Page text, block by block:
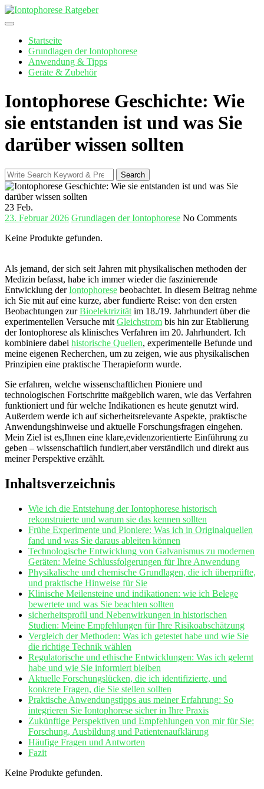
Skip
to
Startseite
Grundlagen der Iontophorese
Anwendung & Tipps
Geräte & Zubehör
Iontophorese Geschichte: Wie
sie entstanden ist und was Sie
darüber wissen sollten
Search
for:
Search
23 Feb.
23. Februar 2026 Grundlagen der Iontophorese No Comments
Keine Produkte gefunden.
Als jemand, der sich seit Jahren mit physikalischen methoden der
Medizin befasst, habe‍ ich immer wieder ⁣die faszinierende
Entwicklung derIontophorese beobachtet. In diesem Beitrag nehme
ich Sie ‌mit auf eine ⁤kurze,​ aber fundierte‌ Reise: von‍ den ersten
Beobachtungen zurBioelektrizität ​im 18./19. Jahrhundert ⁣über die
experimentellen ⁢Versuche mit Gleichstrom bis ‍hin zur Etablierung
der Iontophorese als klinisches Verfahren im 20.⁤ Jahrhundert. Ich
kombiniere⁢ dabei historische Quellen, experimentelle Befunde ⁢und
meine eigenen Recherchen, um zu zeigen, wie aus physikalischen
Prinzipien eine praktische Therapieform wurde.
Sie erfahren, welche wissenschaftlichen Pioniere und
technologischen‌ Fortschritte maßgeblich waren, wie das Verfahren
funktioniert‍ und für ⁣welche​ Indikationen es ⁣heute ⁢genutzt wird.
‍Außerdem werde​ ich auf ⁣sicherheitsrelevante Aspekte, praktische
Anwendungshinweise und aktuelle ⁢Forschungsfragen eingehen.
Mein Ziel ist es,Ihnen eine klare,evidenzorientierte Einführung‌ zu
geben – wissenschaftlich fundiert,aber verständlich und direkt ⁤aus
meiner Perspektive erzählt.
Inhaltsverzeichnis
Wie ‌ich‍ die⁤ Entstehung der ‍Iontophorese historisch⁢
rekonstruierte‍ und warum sie das kennen ⁤sollten
Frühe Experimente‌ und Pioniere: Was ich ⁣in Originalquellen
fand und was Sie daraus ableiten können
Technologische⁤ Entwicklung⁣ von Galvanismus ⁢zu modernen
Geräten: Meine Schlussfolgerungen für Ihre Anwendung
Physikalische und chemische Grundlagen, die ich⁣ überprüfte,
und ​praktische Hinweise für Sie
Klinische Meilensteine und indikationen: wie ich‍ Belege
bewertete und was Sie beachten⁣ sollten
sicherheitsprofil und Nebenwirkungen in‍ historischen
⁤Studien: Meine‍ Empfehlungen für Ihre ⁣Risikoabschätzung
Vergleich der Methoden: ⁣Was ⁢ich getestet habe und ⁢wie Sie
die richtige Technik wählen
Regulatorische und ethische Entwicklungen: Was ich ‌gelernt
habe ⁤und wie Sie informiert bleiben
Aktuelle Forschungslücken, ⁤die ich‍ identifizierte, und
konkrete Fragen, die Sie stellen sollten
Praktische‍ Anwendungstipps aus meiner Erfahrung: So
integrieren Sie Iontophorese sicher in Ihre Praxis
Zukünftige Perspektiven und Empfehlungen von‌ mir für Sie:
Forschung, Ausbildung und Patientenaufklärung
Häufige Fragen und Antworten
Fazit
Keine Produkte gefunden.